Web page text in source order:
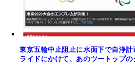
東京五輪中止阻止に水面下で自浄
ライドにかけて、あのツートップ